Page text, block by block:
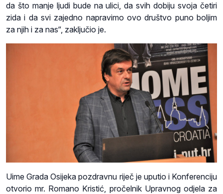
da što manje ljudi bude na ulici, da svih dobiju svoja četiri
zida i da svi zajedno napravimo ovo društvo puno boljim
za njih i za nas“, zaključio je.
Uime Grada Osijeka pozdravnu riječ je uputio i Konferenciju
otvorio mr. Romano Kristić, pročelnik Upravnog odjela za